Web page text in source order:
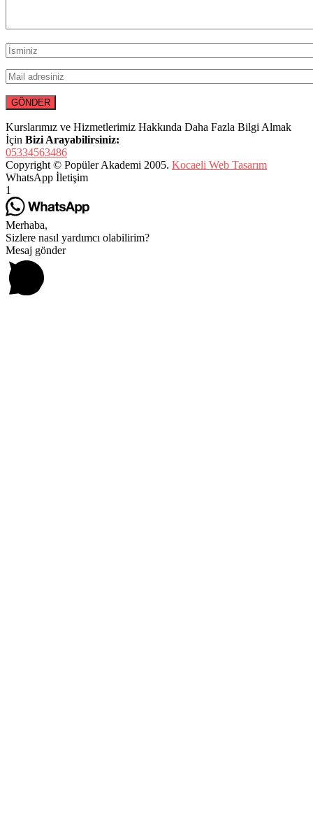
Kurslarımız ve Hizmetlerimiz Hakkında Daha Fazla Bilgi Almak
İçin Bizi Arayabilirsiniz:
05334563486
Copyright © Popüler Akademi 2005. Kocaeli Web Tasarım
WhatsApp İletişim
1
Merhaba,
Sizlere nasıl yardımcı olabilirim?
Mesaj gönder